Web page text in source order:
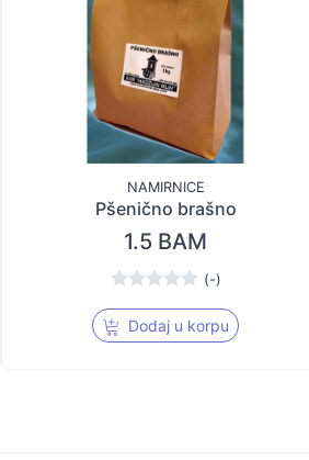
NAMIRNICE
Pšenično brašno
1.5 BAM
(-)
Dodaj u korpu